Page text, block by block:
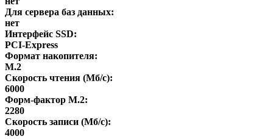
Для сервера баз данных:
нет
Интерфейс SSD:
PCI-Express
Формат накопителя:
M.2
Скорость чтения (Мб/с):
6000
Форм-фактор M.2:
2280
Скорость записи (Мб/с):
4000